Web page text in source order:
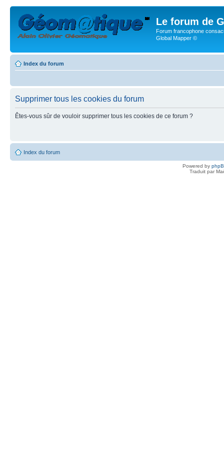
Le forum de
Forum francophone
Global Mapper ©
Index du forum
Supprimer tous les cookies du forum
Êtes-vous sûr de vouloir supprimer tous les cookies de ce forum ?
Index du forum
Powered by
Traduit par